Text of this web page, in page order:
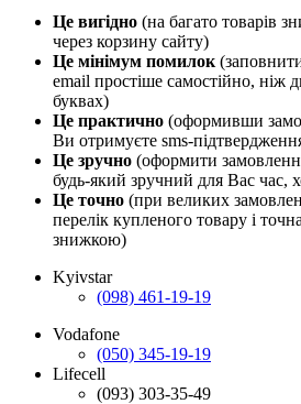
Це вигідно (на багато товарів
через корзину сайту)
Це мінімум помилок
email простіше самостійно, ніж
буквах)
Це практично (оформивши
Ви отримуєте sms-
Це зручно (оформити
будь-який зручний для Вас час,
Це точно (при великих
перелік купленого товару і
знижкою)
Kyivstar
(098) 461-19-19
Vodafone
(050) 345-19-19
Lifecell
(093) 303-35-49